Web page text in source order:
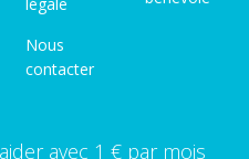
Nous
contacter
avec 1 € par mois